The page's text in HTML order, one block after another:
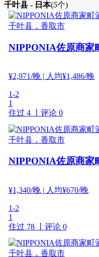
千叶县 - 日本(5个)
千叶县，香取市
NIPPONIA佐原商家
¥2,971/晚| 人均¥1,486/晚
1-2
1
住过 4 丨 评论 0
千叶县，香取市
NIPPONIA佐原商家
¥1,340/晚| 人均¥670/晚
1-2
1
住过 78 丨 评论 0
千叶县，香取市